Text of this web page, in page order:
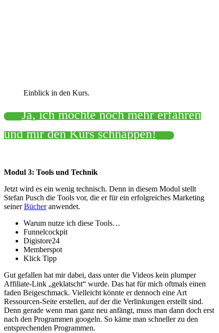
Einblick in den Kurs.
Ja, ich möchte noch mehr erfahren
und mir den Kurs schnappen!
Modul 3: Tools und Technik
Jetzt wird es ein wenig technisch. Denn in diesem Modul stellt
Stefan Pusch die Tools vor, die er für ein erfolgreiches Marketing
seinerBücheranwendet.
Warum nutze ich diese Tools…
Funnelcockpit
Digistore24
Memberspot
Klick Tipp
Gut gefallen hat mir dabei, dass unter die Videos kein plumper
Affiliate-Link „geklatscht“ wurde. Das hat für mich oftmals einen
faden Beigeschmack. Vielleicht könnte er dennoch eine Art
Ressourcen-Seite erstellen, auf der die Verlinkungen erstellt sind.
Denn gerade wenn man ganz neu anfängt, muss man dann doch erst
nach den Programmen googeln. So käme man schneller zu den
entsprechenden Programmen.